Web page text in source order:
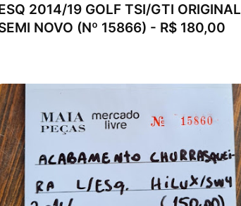
2014/19 GOLF TSI/GTI ORIGINAL
NOVO (Nº 15866) - R$ 180,00